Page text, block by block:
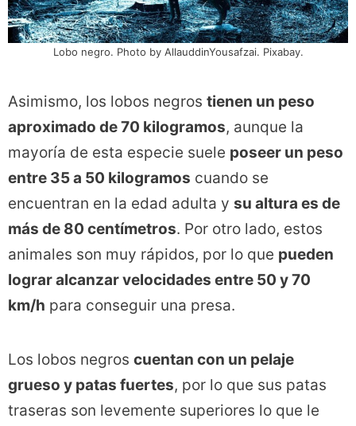
Lobo negro. Photo by AllauddinYousafzai. Pixabay.
Asimismo, los lobos negros tienen un peso
aproximado de 70 kilogramos, aunque la
mayoría de esta especie suele poseer un peso
entre 35 a 50 kilogramos cuando se
encuentran en la edad adulta y su altura es de
más de 80 centímetros. Por otro lado, estos
animales son muy rápidos, por lo que pueden
lograr alcanzar velocidades entre 50 y 70
km/h para conseguir una presa.
Los lobos negros cuentan con un pelaje
grueso y patas fuertes, por lo que sus patas
traseras son levemente superiores lo que le